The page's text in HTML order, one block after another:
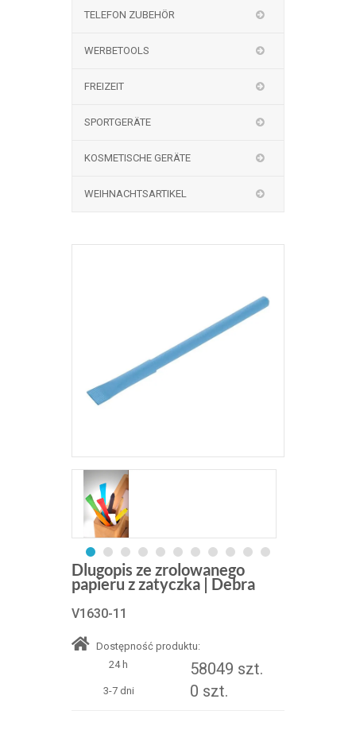
TELEFON ZUBEHÖR
WERBETOOLS
FREIZEIT
SPORTGERÄTE
KOSMETISCHE GERÄTE
WEIHNACHTSARTIKEL
Dlugopis ze zrolowanego
papieru z zatyczka | Debra
V1630-11
Dostępność produktu:
24 h
58049 szt.
3-7 dni 0 szt.